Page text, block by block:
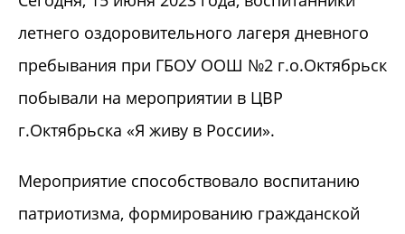
летнего оздоровительного лагеря дневного
пребывания при ГБОУ ООШ №2 г.о.Октябрьск
побывали на мероприятии в ЦВР
г.Октябрьска «Я живу в России».
Мероприятие способствовало воспитанию
патриотизма, формированию гражданской